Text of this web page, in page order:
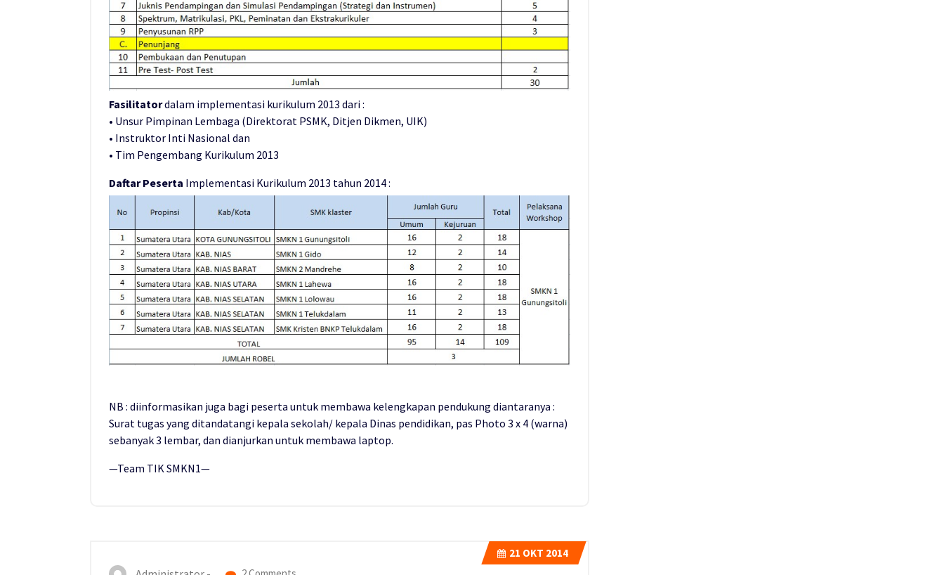
Fasilitatordalam implementasi kurikulum 2013 dari :
• Unsur Pimpinan Lembaga (Direktorat PSMK, Ditjen Dikmen, UIK)
• Instruktor Inti Nasional dan
• Tim Pengembang Kurikulum 2013
Daftar Peserta Implementasi Kurikulum 2013 tahun 2014 :
NB : diinformasikan juga bagi peserta untuk membawa kelengkapan pendukung diantaranya :
Surat tugas yang ditandatangi kepala sekolah/ kepala Dinas pendidikan, pas Photo 3 x 4 (warna)
sebanyak 3 lembar, dan dianjurkan untuk membawa laptop.
—Team TIK SMKN1—
21 OKT 2014